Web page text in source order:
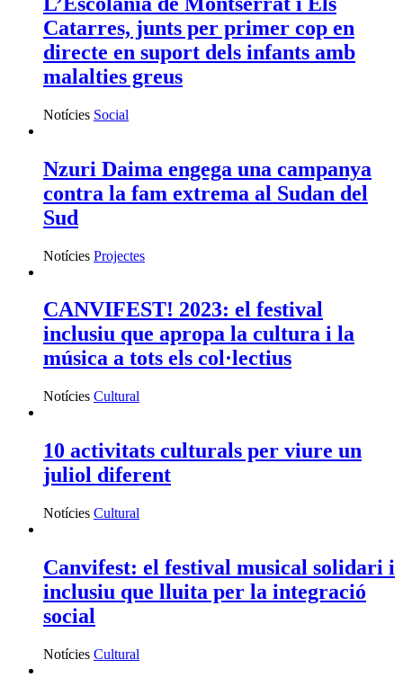
Catarres, junts per primer cop en
directe en suport dels infants amb
malalties greus
Notícies Social
Nzuri Daima engega una campanya
contra la fam extrema al Sudan del
Sud
Notícies Projectes
CANVIFEST! 2023: el festival
inclusiu que apropa la cultura i la
música a tots els col·lectius
Notícies Cultural
10 activitats culturals per viure un
juliol diferent
Notícies Cultural
Canvifest: el festival musical solidari i
inclusiu que lluita per la integració
social
Notícies Cultural